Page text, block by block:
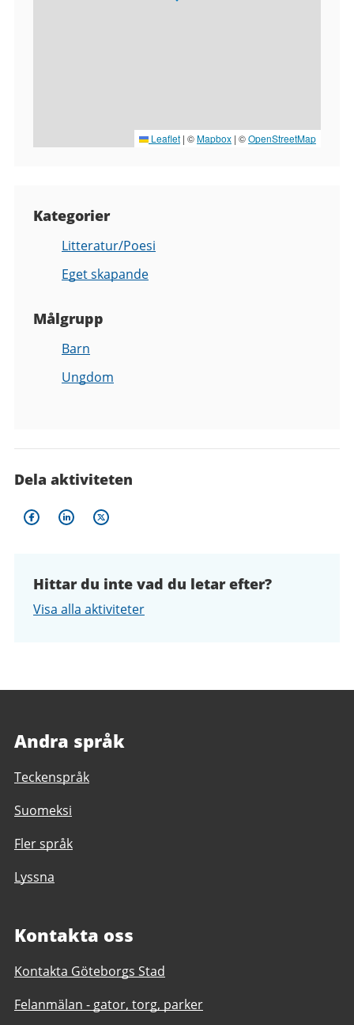
Leaflet | ©Mapbox | ©OpenStreetMap
Kategorier
Litteratur/Poesi
Eget skapande
Målgrupp
Barn
Ungdom
Dela aktiviteten
Hittar du inte vad du letar efter?
Visa alla aktiviteter
Andra språk
Teckenspråk
Suomeksi
Fler språk
Lyssna
Kontakta oss
Kontakta Göteborgs Stad
Felanmälan - gator, torg, parker